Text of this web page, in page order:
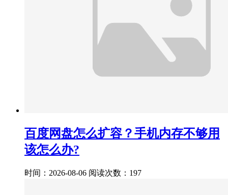
百度网盘怎么扩容？手机内存不够用
该怎么办?
时间：2026-08-06 阅读次数：197